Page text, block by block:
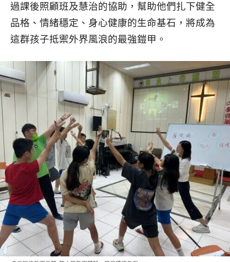
過課後照顧班及慧治的協助，幫助他們扎下健全
品格、情緒穩定、身心健康的生命基石，將成為
這群孩子抵禦外界風浪的最強鎧甲。